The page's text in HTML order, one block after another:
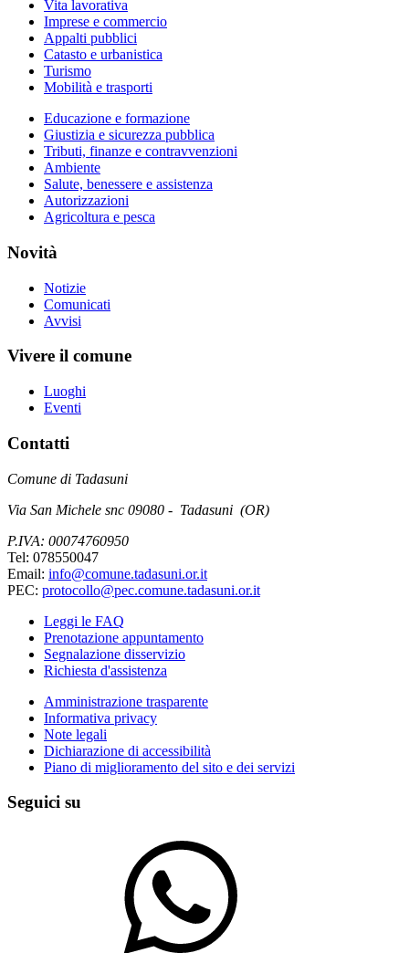
Vita lavorativa
Imprese e commercio
Appalti pubblici
Catasto e urbanistica
Turismo
Mobilità e trasporti
Educazione e formazione
Giustizia e sicurezza pubblica
Tributi, finanze e contravvenzioni
Ambiente
Salute, benessere e assistenza
Autorizzazioni
Agricoltura e pesca
Novità
Notizie
Comunicati
Avvisi
Vivere il comune
Luoghi
Eventi
Contatti
Comune di Tadasuni
Via San Michele snc 09080 - Tadasuni (OR)
P.IVA: 00074760950
Tel: 078550047
Email: info@comune.tadasuni.or.it
PEC: protocollo@pec.comune.tadasuni.or.it
Leggi le FAQ
Prenotazione appuntamento
Segnalazione disservizio
Richiesta d'assistenza
Amministrazione trasparente
Informativa privacy
Note legali
Dichiarazione di accessibilità
Piano di miglioramento del sito e dei servizi
Seguici su